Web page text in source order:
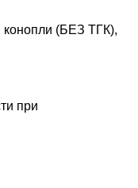
конопли (БЕЗ ТГК),
при